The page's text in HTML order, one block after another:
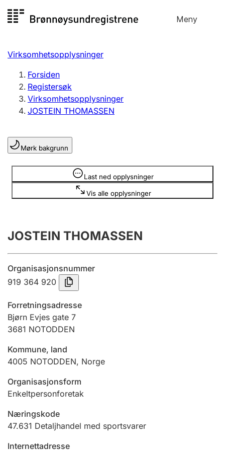
til
Meny
Registersøk
Aksjeselskap
Enkeltpersonforetak
Registrere, endre, slette
Lag og forening
Registrere, endre, slette
Årsregnskap
Innsending og forsinkelsesgebyr
Tinglysing
Jeger
Ektepaktveileder
Offentlig sektor
Virksomhetsopplysninger
Forsiden
Registersøk
Virksomhetsopplysninger
JOSTEIN THOMASSEN
Mørk bakgrunn
Last ned opplysninger
Vis alle opplysninger
Opplysninger er skjult
JOSTEIN THOMASSEN
Organisasjonsnummer
919 364 920
Forretningsadresse
Bjørn Evjes gate 7
3681 NOTODDEN
Kommune, land
4005 NOTODDEN, Norge
Organisasjonsform
Enkeltpersonforetak
Næringskode
47.631 Detaljhandel med sportsvarer
Internettadresse